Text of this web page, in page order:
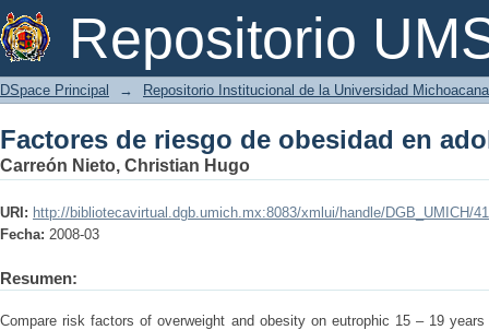
Repositorio
Factores de riesgo de obesidad en
DSpace Principal → Repositorio Institucional de la Universidad
Factores de riesgo de obesidad en
Carreón Nieto, Christian Hugo
URI: http://bibliotecavirtual.dgb.umich.mx:8083/xmlui/handle/DGB_UMICH/
Fecha: 2008-03
Resumen:
Compare risk factors of overweight and obesity on eutrophic 15 – 19